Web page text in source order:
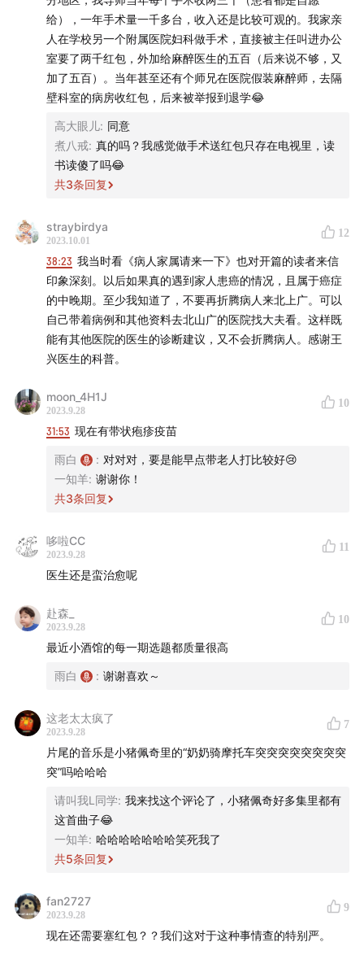
于我们没办法直面有概率的结果」
和父母打电话的时候，是否有哪些问题能够让我们
精准地捕捉到父母身体的真实状况？没有，家庭与家庭之
间的差异，难以靠 SOP 弥合
但，我们可以注意捕捉糖尿病、阿兹海默症等这些常
见慢病的苗头
Part 2 关于看病，咱整个家可能都想搞明白的事
在异地的我们，第一时间如何应对？怎么判断是否
有必要把父母接到大城市看病？
有没有必要获得第二诊疗意见 aka. 在不同的医院看
44:09 有没有必要找医院的「熟人」？找不找到底有啥差
如何判断医生靠不靠谱？
那个咱都想知道答案的「红包问题」
60:55
如果不得不微信问诊 or 与医生打交道，如何更大可
能地获得医生的帮助？
70:51 居家养病可以利用哪些现成的资源？社区医院养病现
实吗？
照护资源的欠缺背后反映的现实：照护劳动，既没
有报酬，也不被看见
术后出院的必备注意事项，有哪些？
「一般来说，病人来的时候那个问题都不是问题，医
生职责是引导 TA 进入正常流程」
么》《癌症病人怎么吃？
》这三本顺利出版，作为科普书
作家的王兴就封笔了！
「情绪价值」
医生和病人互相体谅、互相尊重，大家都从彼此身上获得正
反馈，维持一个良好的关系，术后恢复遇到问题也可以咨
询，真好！
1）不要找N个不同医生问/不要让他认为你只信任他；
2）这个医生是不是这个专业的，不专业的话可以问相关流程
问题；不要提挂号、加号……
给），一年手术量一千多台，收入还是比较可观的。我家亲
人在学校另一个附属医院妇科做手术，直接被主任叫进办公
室要了两千红包，外加给麻醉医生的五百（后来说不够，又
加了五百）。当年甚至还有个师兄在医院假装麻醉师，去隔
壁科室的病房收红包，后来被举报到退学😂
高大眼儿: 同意
煮八戒: 真的吗？我感觉做手术送红包只存在电视里，读
书读傻了吗😂
共3条回复
straybirdya
2023.10.01
12
38:23 我当时看《病人家属请来一下》也对开篇的读者来信
印象深刻。以后如果真的遇到家人患癌的情况，且属于癌症
的中晚期。至少我知道了，不要再折腾病人来北上广。可以
自己带着病例和其他资料去北山广的医院找大夫看。这样既
能有其他医院的医生的诊断建议，又不会折腾病人。感谢王
兴医生的科普。
moon_4H1J
2023.9.28
10
31:53 现在有带状疱疹疫苗
雨白 : 对对对，要是能早点带老人打比较好😢
一知羊: 谢谢你！
共3条回复
哆啦CC
2023.9.28
11
医生还是蛮治愈呢
赴森_
2023.9.28
10
最近小酒馆的每一期选题都质量很高
雨白 : 谢谢喜欢～
这老太太疯了
2023.9.28
7
片尾的音乐是小猪佩奇里的“奶奶骑摩托车突突突突突突突突
突”吗哈哈哈
请叫我L同学: 我来找这个评论了，小猪佩奇好多集里都有
这首曲子😂
一知羊: 哈哈哈哈哈哈哈笑死我了
共5条回复
fan2727
2023.9.28
9
现在还需要塞红包？？我们这对于这种事情查的特别严。